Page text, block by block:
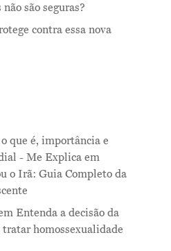
são seguras?
contra essa nova
que é, importância e
- Me Explicaem
o Irã: Guia Completo da
Entenda a decisão da
homossexualidade